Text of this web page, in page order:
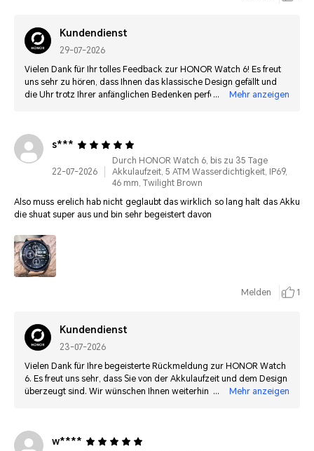
Kundendienst
29-07-2026
Vielen Dank für Ihr tolles Feedback zur HONOR Watch 6! Es freut
uns sehr zu hören, dass Ihnen das klassische Design gefällt und
die Uhr trotz Ihrer anfänglichen Bedenken perfekt an Ihrem
zufrieden sind. Wir wünschen Ihnen weiterhin viel Freude mit Ihrer
HONOR Watch 6!
Mehr anzeigen
s***
22-07-2026
Durch HONOR Watch 6, bis zu 35 Tage
Akkulaufzeit, 5 ATM Wasserdichtigkeit, IP69,
46 mm, Twilight Brown
Also muss erelich hab nicht geglaubt das wirklich so lang halt das Akku
die shuat super aus und bin sehr begeistert davon
Melden 1
Kundendienst
23-07-2026
Vielen Dank für Ihre begeisterte Rückmeldung zur HONOR Watch
6. Es freut uns sehr, dass Sie von der Akkulaufzeit und dem Design
überzeugt sind. Wir wünschen Ihnen weiterhin viel Freude mit
Mehr anzeigen
w****